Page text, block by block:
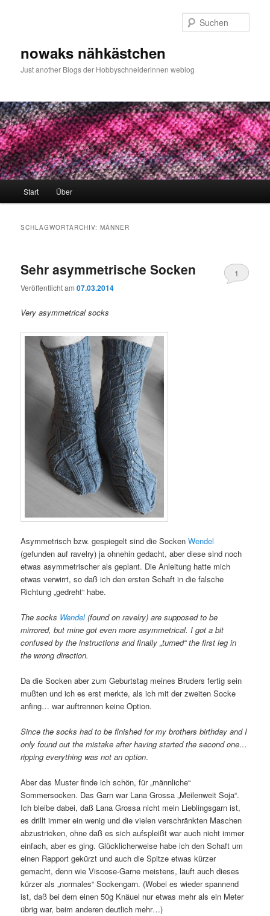
nowaks nähkästchen
Just another Blogs der Hobbyschneiderinnen weblog
Start Über
SCHLAGWORTARCHIV:MÄNNER
Sehr asymmetrische Socken
Veröffentlicht am07.03.2014
1
Very asymmetrical socks
Asymmetrisch bzw. gespiegelt sind die SockenWendel
(gefunden auf ravelry) ja ohnehin gedacht, aber diese sind noch
etwas asymmetrischer als geplant. Die Anleitung hatte mich
etwas verwirrt, so daß ich den ersten Schaft in die falsche
Richtung „gedreht“ habe.
The socks Wendel(found on ravelry) are supposed to be
mirrored, but mine got even more asymmetrical. I got a bit
confused by the instructions and finally „turned“ the first leg in
the wrong direction.
Da die Socken aber zum Geburtstag meines Bruders fertig sein
mußten und ich es erst merkte, als ich mit der zweiten Socke
anfing… war auftrennen keine Option.
Since the socks had to be finished for my brothers birthday and I
only found out the mistake after having started the second one…
ripping everything was not an option.
Aber das Muster finde ich schön, für „männliche“
Sommersocken. Das Garn war Lana Grossa „Meilenweit Soja“.
Ich bleibe dabei, daß Lana Grossa nicht mein Lieblingsgarn ist,
es drillt immer ein wenig und die vielen verschränkten Maschen
abzustricken, ohne daß es sich aufspleißt war auch nicht immer
einfach, aber es ging. Glücklicherweise habe ich den Schaft um
einen Rapport gekürzt und auch die Spitze etwas kürzer
gemacht, denn wie Viscose-Garne meistens, läuft auch dieses
kürzer als „normales“ Sockengarn. (Wobei es wieder spannend
ist, daß bei dem einen 50g Knäuel nur etwas mehr als ein Meter
übrig war, beim anderen deutlich mehr…)